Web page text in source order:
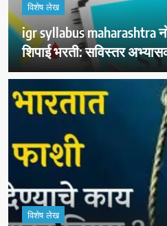
विशेष लेख
igr syllabus maharashtra
शिपाई भरती: सविस्तर
विशेष लेख